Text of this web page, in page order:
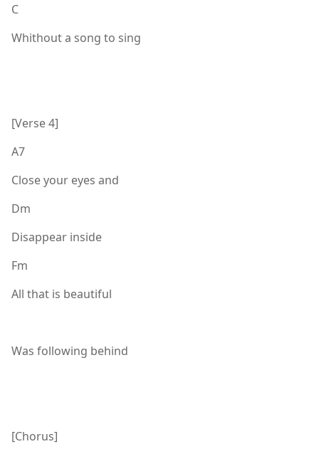
C
Whithout a song to sing
[Verse 4]
A7
Close your eyes and
Dm
Disappear inside
Fm
All that is beautiful
Was following behind
[Chorus]